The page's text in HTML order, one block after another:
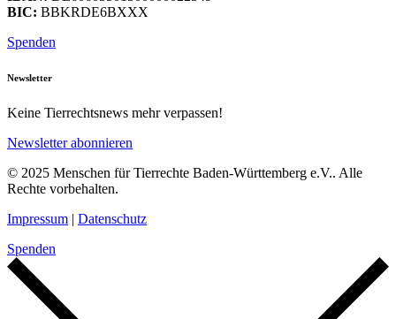
BIC: BBKRDE6BXXX
Spenden
Newsletter
Keine Tierrechtsnews mehr verpassen!
Newsletter abonnieren
© 2025 Menschen für Tierrechte Baden-Württemberg e.V.. Alle
Rechte vorbehalten.
Impressum | Datenschutz
Spenden